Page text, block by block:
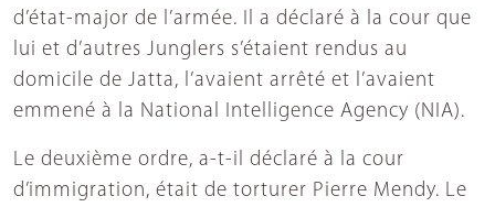
d’état-major de l’armée. Il a déclaré à la cour que
lui et d’autres Junglers s’étaient rendus au
domicile de Jatta, l’avaient arrêté et l’avaient
emmené à la National Intelligence Agency (NIA).
Le deuxième ordre, a-t-il déclaré à la cour
d’immigration, était de torturer Pierre Mendy. Le